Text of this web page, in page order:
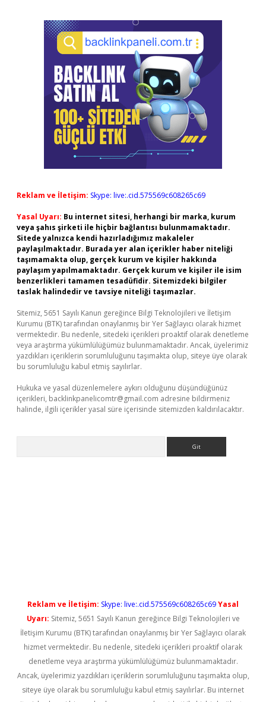
Reklam ve İletişim: Skype: live:.cid.575569c608265c69
Yasal Uyarı: Bu internet sitesi, herhangi bir marka, kurum
veya şahıs şirketi ile hiçbir bağlantısı bulunmamaktadır.
Sitede yalnızca kendi hazırladığımız makaleler
paylaşılmaktadır. Burada yer alan içerikler haber niteliği
taşımamakta olup, gerçek kurum ve kişiler hakkında
paylaşım yapılmamaktadır. Gerçek kurum ve kişiler ile isim
benzerlikleri tamamen tesadüfidir. Sitemizdeki bilgiler
taslak halindedir ve tavsiye niteliği taşımazlar.
Sitemiz, 5651 Sayılı Kanun gereğince Bilgi Teknolojileri ve İletişim
Kurumu (BTK) tarafından onaylanmış bir Yer Sağlayıcı olarak hizmet
vermektedir. Bu nedenle, sitedeki içerikleri proaktif olarak denetleme
veya araştırma yükümlülüğümüz bulunmamaktadır. Ancak, üyelerimiz
yazdıkları içeriklerin sorumluluğunu taşımakta olup, siteye üye olarak
bu sorumluluğu kabul etmiş sayılırlar.
Hukuka ve yasal düzenlemelere aykırı olduğunu düşündüğünüz
içerikleri, backlinkpanelicomtr@gmail.com adresine bildirmeniz
halinde, ilgili içerikler yasal süre içerisinde sitemizden kaldırılacaktır.
Reklam ve İletişim: Skype: live:.cid.575569c608265c69Yasal
Uyarı: Sitemiz, 5651 Sayılı Kanun gereğince Bilgi Teknolojileri ve
İletişim Kurumu (BTK) tarafından onaylanmış bir Yer Sağlayıcı olarak
hizmet vermektedir. Bu nedenle, sitedeki içerikleri proaktif olarak
denetleme veya araştırma yükümlülüğümüz bulunmamaktadır.
Ancak, üyelerimiz yazdıkları içeriklerin sorumluluğunu taşımakta olup,
siteye üye olarak bu sorumluluğu kabul etmiş sayılırlar. Bu internet